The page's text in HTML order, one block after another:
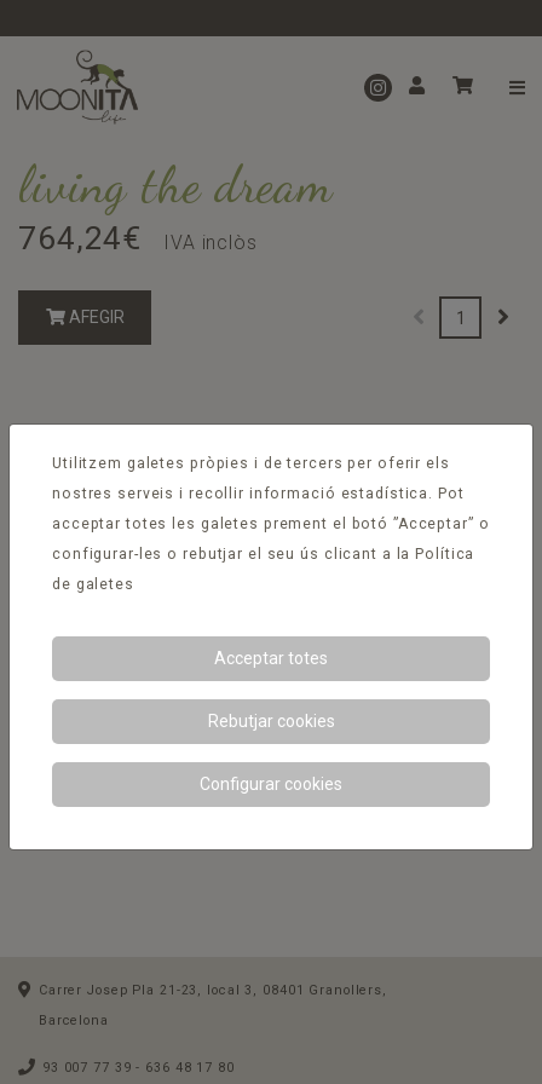
living the dream
764,24€ IVA inclòs
AFEGIR
Carrer Josep Pla 21-23, local 3, 08401 Granollers,
Barcelona
93 007 77 39 - 636 48 17 80
Utilitzem galetes pròpies i de tercers per oferir els
nostres serveis i recollir informació estadística. Pot
acceptar totes les galetes prement el botó ”Acceptar” o
configurar-les o rebutjar el seu ús clicant a laPolítica
de galetes
Acceptar totes
Rebutjar cookies
Configurar cookies